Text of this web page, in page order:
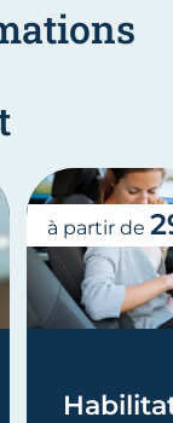
à partir de